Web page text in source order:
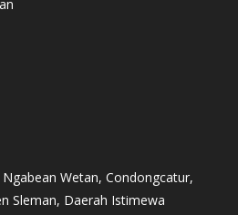
Wetan, Condongcatur,
Sleman, Daerah Istimewa